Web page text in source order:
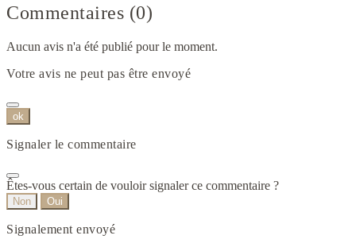
Commentaires (0)
Aucun avis n'a été publié pour le moment.
Votre avis ne peut pas être envoyé
ok
Signaler le commentaire
Êtes-vous certain de vouloir signaler ce commentaire ?
Non Oui
Signalement envoyé